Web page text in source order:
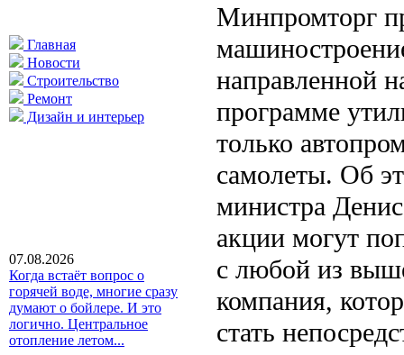
Главная
Новости
Строительство
Ремонт
Дизайн и интерьер
07.08.2026
Когда встаёт вопрос о
горячей воде, многие сразу
думают о бойлере. И это
логично. Центральное
отопление летом...
Минпромторг
направленной
программе
только
самолеты. Об
министра
акции могут
с любой из
компания,
стать